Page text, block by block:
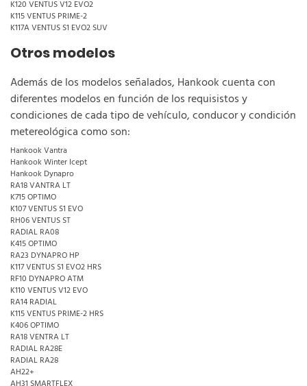
K120 VENTUS V12 EVO2
K115 VENTUS PRIME-2
K117A VENTUS S1 EVO2 SUV
Otros modelos
Además de los modelos señalados, Hankook cuenta con
diferentes modelos en función de los requisistos y
condiciones de cada tipo de vehículo, conducor y condición
metereológica como son:
Hankook Vantra
Hankook Winter Icept
Hankook Dynapro
RA18 VANTRA LT
K715 OPTIMO
K107 VENTUS S1 EVO
RH06 VENTUS ST
RADIAL RA08
K415 OPTIMO
RA23 DYNAPRO HP
K117 VENTUS S1 EVO2 HRS
RF10 DYNAPRO ATM
K110 VENTUS V12 EVO
RA14 RADIAL
K115 VENTUS PRIME-2 HRS
K406 OPTIMO
RA18 VENTRA LT
RADIAL RA28E
RADIAL RA28
AH22+